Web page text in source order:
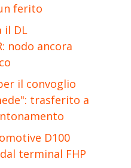
ferito
il DL
nodo ancora
il convoglio
trasferito a
D100
terminal FHP